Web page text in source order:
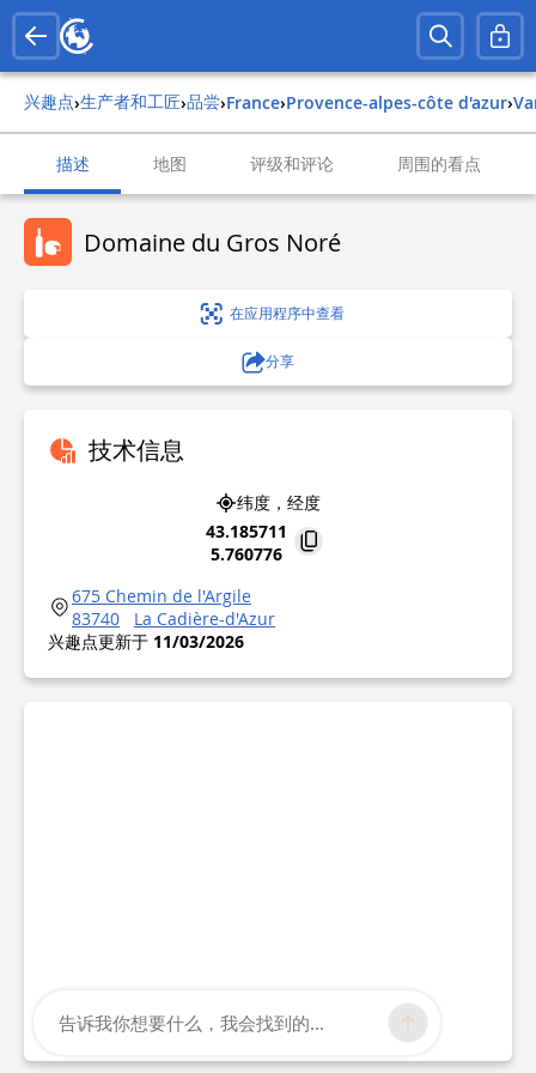
兴趣点› 生产者和工匠› 品尝› france› provence-alpes-côte d'azur›
描述 地图 评级和评论 周围的看点
Domaine du Gros Noré
在应用程序中查看
分享
技术信息
纬度，经度
43.185711
5.760776
675 Chemin de l'Argile
83740
La Cadière-d'Azur
兴趣点更新于 11/03/2026
告诉我你想要什么，我会找到的...